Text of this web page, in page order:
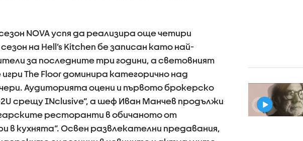
NOVA успя да реализира още четири
на Hell’s Kitchen бе записан като най-
за последните три години, а световният
The Floor доминира категорично над
Аудиторията оцени и първото брокерско
срещу INclusive“, а шеф Иван Манчев продължи
ресторанти в обичаното от
в кухнята“. Освен развлекателни предавания,